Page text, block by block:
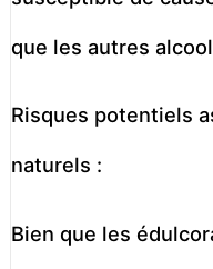
que les autres
Risques potentiels
naturels :
Bien que les